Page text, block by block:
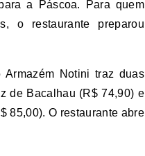
o restaurante preparou
Notini traz duas
de Bacalhau (R$ 74,90) e
85,00). O restaurante abre